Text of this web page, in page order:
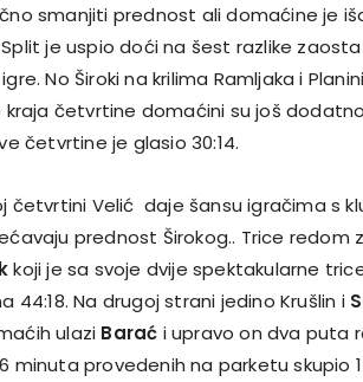
smanjiti prednost ali domaćine je
je uspio doći na šest razlike
No Široki na krilima Ramljaka i
kraja četvrtine domaćini su još
četvrtine je glasio 30:14.
četvrtini Velić daje šansu igračima s
prednost Širokog.. Trice redom
koji je sa svoje dvije spektakularne
44:18. Na drugoj strani jedino Krušlin i
ulazi Barać i upravo on dva puta
minuta provedenih na parketu skupio